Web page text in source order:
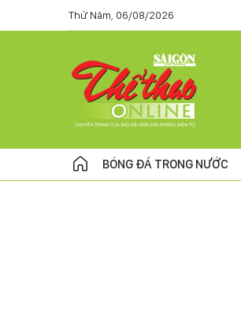
Thứ Năm, 06/08/2026
BÓNG ĐÁ TRONG NƯỚC